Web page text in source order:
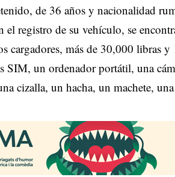
de 36 años y nacionalidad
el registro de su vehículo, se
cargadores, más de 30,000 libras y
SIM, un ordenador portátil, una
cizalla, un hacha, un machete,